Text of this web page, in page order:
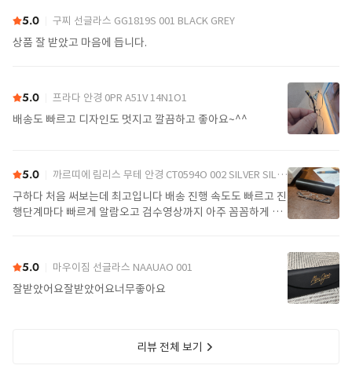
5.0 구찌 선글라스 GG1819S 001 BLACK GREY
상품 잘 받았고 마음에 듭니다.
5.0 프라다 안경 0PR A51V 14N1O1
배송도 빠르고 디자인도 멋지고 깔끔하고 좋아요~^^
5.0 까르띠에 림리스 무테 안경 CT0594O 002 SILVER SILVER TRANSPARENT
구하다 처음 써보는데 최고입니다 배송 진행 속도도 빠르고 진
행단계마다 빠르게 알람오고 검수영상까지 아주 꼼꼼하게 찍
5.0 마우이짐 선글라스 NAAUAO 001
잘받았어요잘받았어요너무좋아요
리뷰 전체 보기